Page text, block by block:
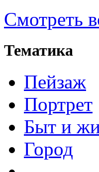
Смотреть
Тематика
Пейзаж
Портрет
Быт и
Город